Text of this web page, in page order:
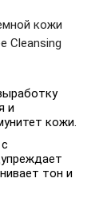
кожи
Cleansing
и
кожи.
тон и